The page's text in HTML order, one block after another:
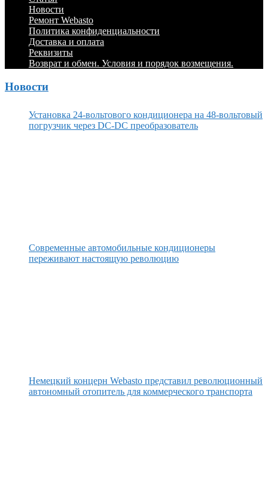
Menu
содержимому
Новости
Ремонт Webasto
Политика конфиденциальности
Доставка и оплата
Реквизиты
Возврат и обмен. Условия и порядок возмещения.
Новости
Установка 24-вольтового кондиционера на 48-вольтовый
погрузчик через DC-DC преобразователь
Современные автомобильные кондиционеры
переживают настоящую революцию
Немецкий концерн Webasto представил революционный
автономный отопитель для коммерческого транспорта